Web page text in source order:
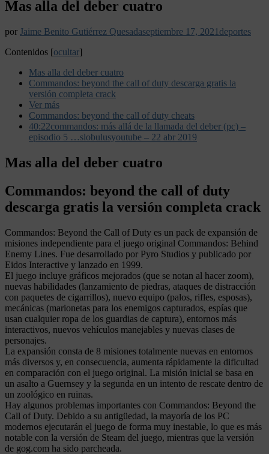
Mas alla del deber cuatro
por Jaime Benito Gutiérrez Quesadaseptiembre 17, 2021 deportes
Contenidos [ocultar]
Mas alla del deber cuatro
Commandos: beyond the call of duty descarga gratis la
versión completa crack
Ver más
Commandos: beyond the call of duty cheats
40:22commandos: más allá de la llamada del deber (pc) –
episodio 5 …slobulusyoutube – 22 abr 2019
Mas alla del deber cuatro
Commandos: beyond the call of duty
descarga gratis la versión completa crack
Commandos: Beyond the Call of Duty es un pack de expansión de
misiones independiente para el juego original Commandos: Behind
Enemy Lines. Fue desarrollado por Pyro Studios y publicado por
Eidos Interactive y lanzado en 1999.
El juego incluye gráficos mejorados (que se notan al hacer zoom),
nuevas habilidades (lanzamiento de piedras, ataques de distracción
con paquetes de cigarrillos), nuevo equipo (palos, rifles, esposas),
mecánicas (marionetas para los enemigos capturados, espías que
usan cualquier ropa de los guardias de captura), entornos más
interactivos, nuevos vehículos manejables y nuevas clases de
personajes.
La expansión consta de 8 misiones totalmente nuevas en entornos
más diversos y, en consecuencia, aumenta rápidamente la dificultad
en comparación con el juego original. La misión inicial se basa en
un asalto a Guernsey y la segunda en un intento de rescate dentro de
un zoológico en ruinas.
Hay algunos problemas importantes con Commandos: Beyond the
Call of Duty. Debido a su antigüedad, la mayoría de los PC
modernos ejecutarán el juego de forma muy inestable, lo que es más
notable con la versión de Steam del juego, mientras que la versión
de gog.com ha sido parcheada.